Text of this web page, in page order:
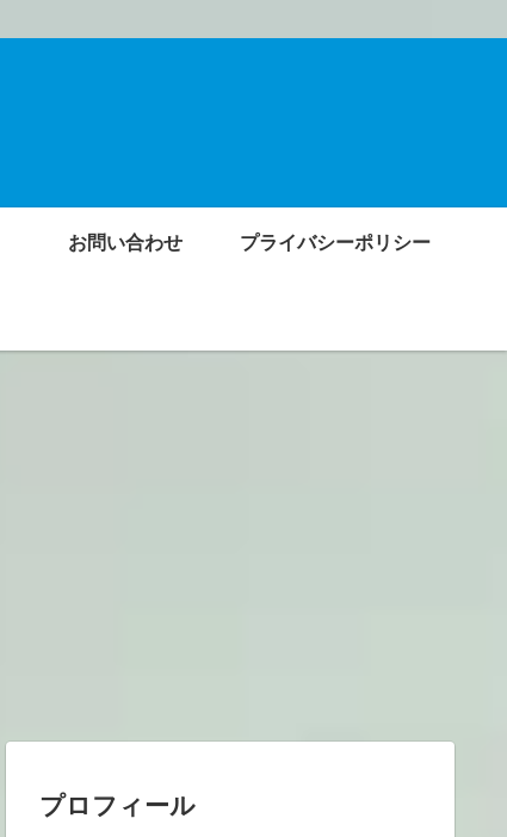
お問い合わせ プライバシーポリシー
プロフィール